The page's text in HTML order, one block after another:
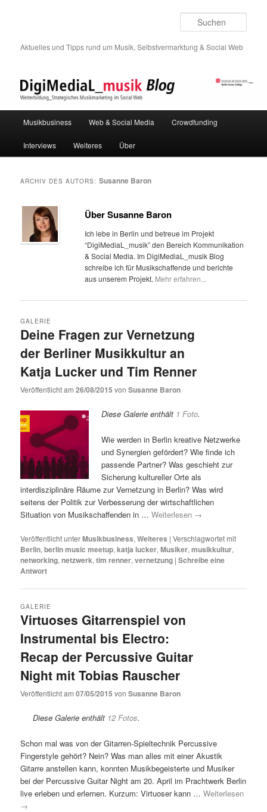
Aktuelles und Tipps rund um Musik, Selbstvermarktung & Social Web
Zum
Inhalt
Zum
sekundären
Musikbusiness Web & Social Media Crowdfunding
Interviews Weiteres Über
ARCHIV DES AUTORS:Susanne Baron
Über Susanne Baron
Ich lebe in Berlin und betreue im Projekt
“DigiMediaL_musik” den Bereich Kommunikation
& Social Media. Im DigiMediaL_musik Blog
schreibe ich für Musikschaffende und berichte
aus unserem Projekt. Mehr erfahren...
Deine Fragen zur Vernetzung
der Berliner Musikkultur an
Katja Lucker und Tim Renner
GALERIE
Veröffentlicht am26/08/2015 vonSusanne Baron
Diese Galerie enthält 1 Foto.
Wie werden in Berlin kreative Netzwerke
und Synergien gefördert? Wie finde ich
passende Partner? Was geschieht zur
Sicherung kultureller Orte als
interdisziplinäre Räume zur Vernetzung in Berlin? Was wird
seitens der Politik zur Verbesserung der wirtschaftlichen
Situation von Musikschaffenden in …Weiterlesen →
Veröffentlicht unterMusikbusiness,Weiteres |Verschlagwortet mit
Berlin,berlin music meetup,katja lucker,Musiker,musikkultur,
networking,netzwerk,tim renner,vernetzung |Schreibe eine
Antwort
Virtuoses Gitarrenspiel von
Instrumental bis Electro:
Recap der Percussive Guitar
Night mit Tobias Rauscher
GALERIE
Veröffentlicht am07/05/2015 vonSusanne Baron
Diese Galerie enthält 12 Fotos.
Schon mal was von der Gitarren-Spieltechnik Percussive
Fingerstyle gehört? Nein? Was man alles mit einer Akustik
Gitarre anstellen kann, konnten Musikbegeisterte und Musiker
bei der Percussive Guitar Night am 20. April im Prachtwerk Berlin
live erleben und erlernen. Kurzum: Virtuoser kann …Weiterlesen
→